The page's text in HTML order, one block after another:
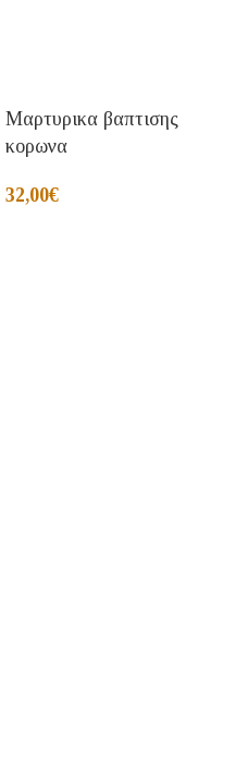
Μαρτυρικα βαπτισης
κορωνα
32,00€